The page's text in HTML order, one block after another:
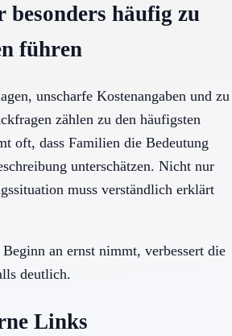
besonders häufig zu
führen
unscharfe Kostenangaben und zu
zählen zu den häufigsten
oft, dass Familien die Bedeutung
unterschätzen. Nicht nur
muss verständlich erklärt
an ernst nimmt, verbessert die
deutlich.
Links